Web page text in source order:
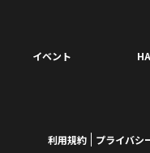
イベント
利用規約 プライバシ